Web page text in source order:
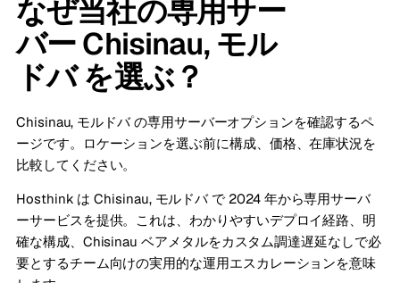
なぜ当社の専用サー
バー Chisinau, モル
ドバ を選ぶ？
Chisinau, モルドバ の専用サーバーオプションを確認するペ
ージです。ロケーションを選ぶ前に構成、価格、在庫状況を
比較してください。
Hosthink は Chisinau, モルドバ で 2024 年から専用サーバ
ーサービスを提供。これは、わかりやすいデプロイ経路、明
確な構成、Chisinau ベアメタルをカスタム調達遅延なしで必
要とするチーム向けの実用的な運用エスカレーションを意味